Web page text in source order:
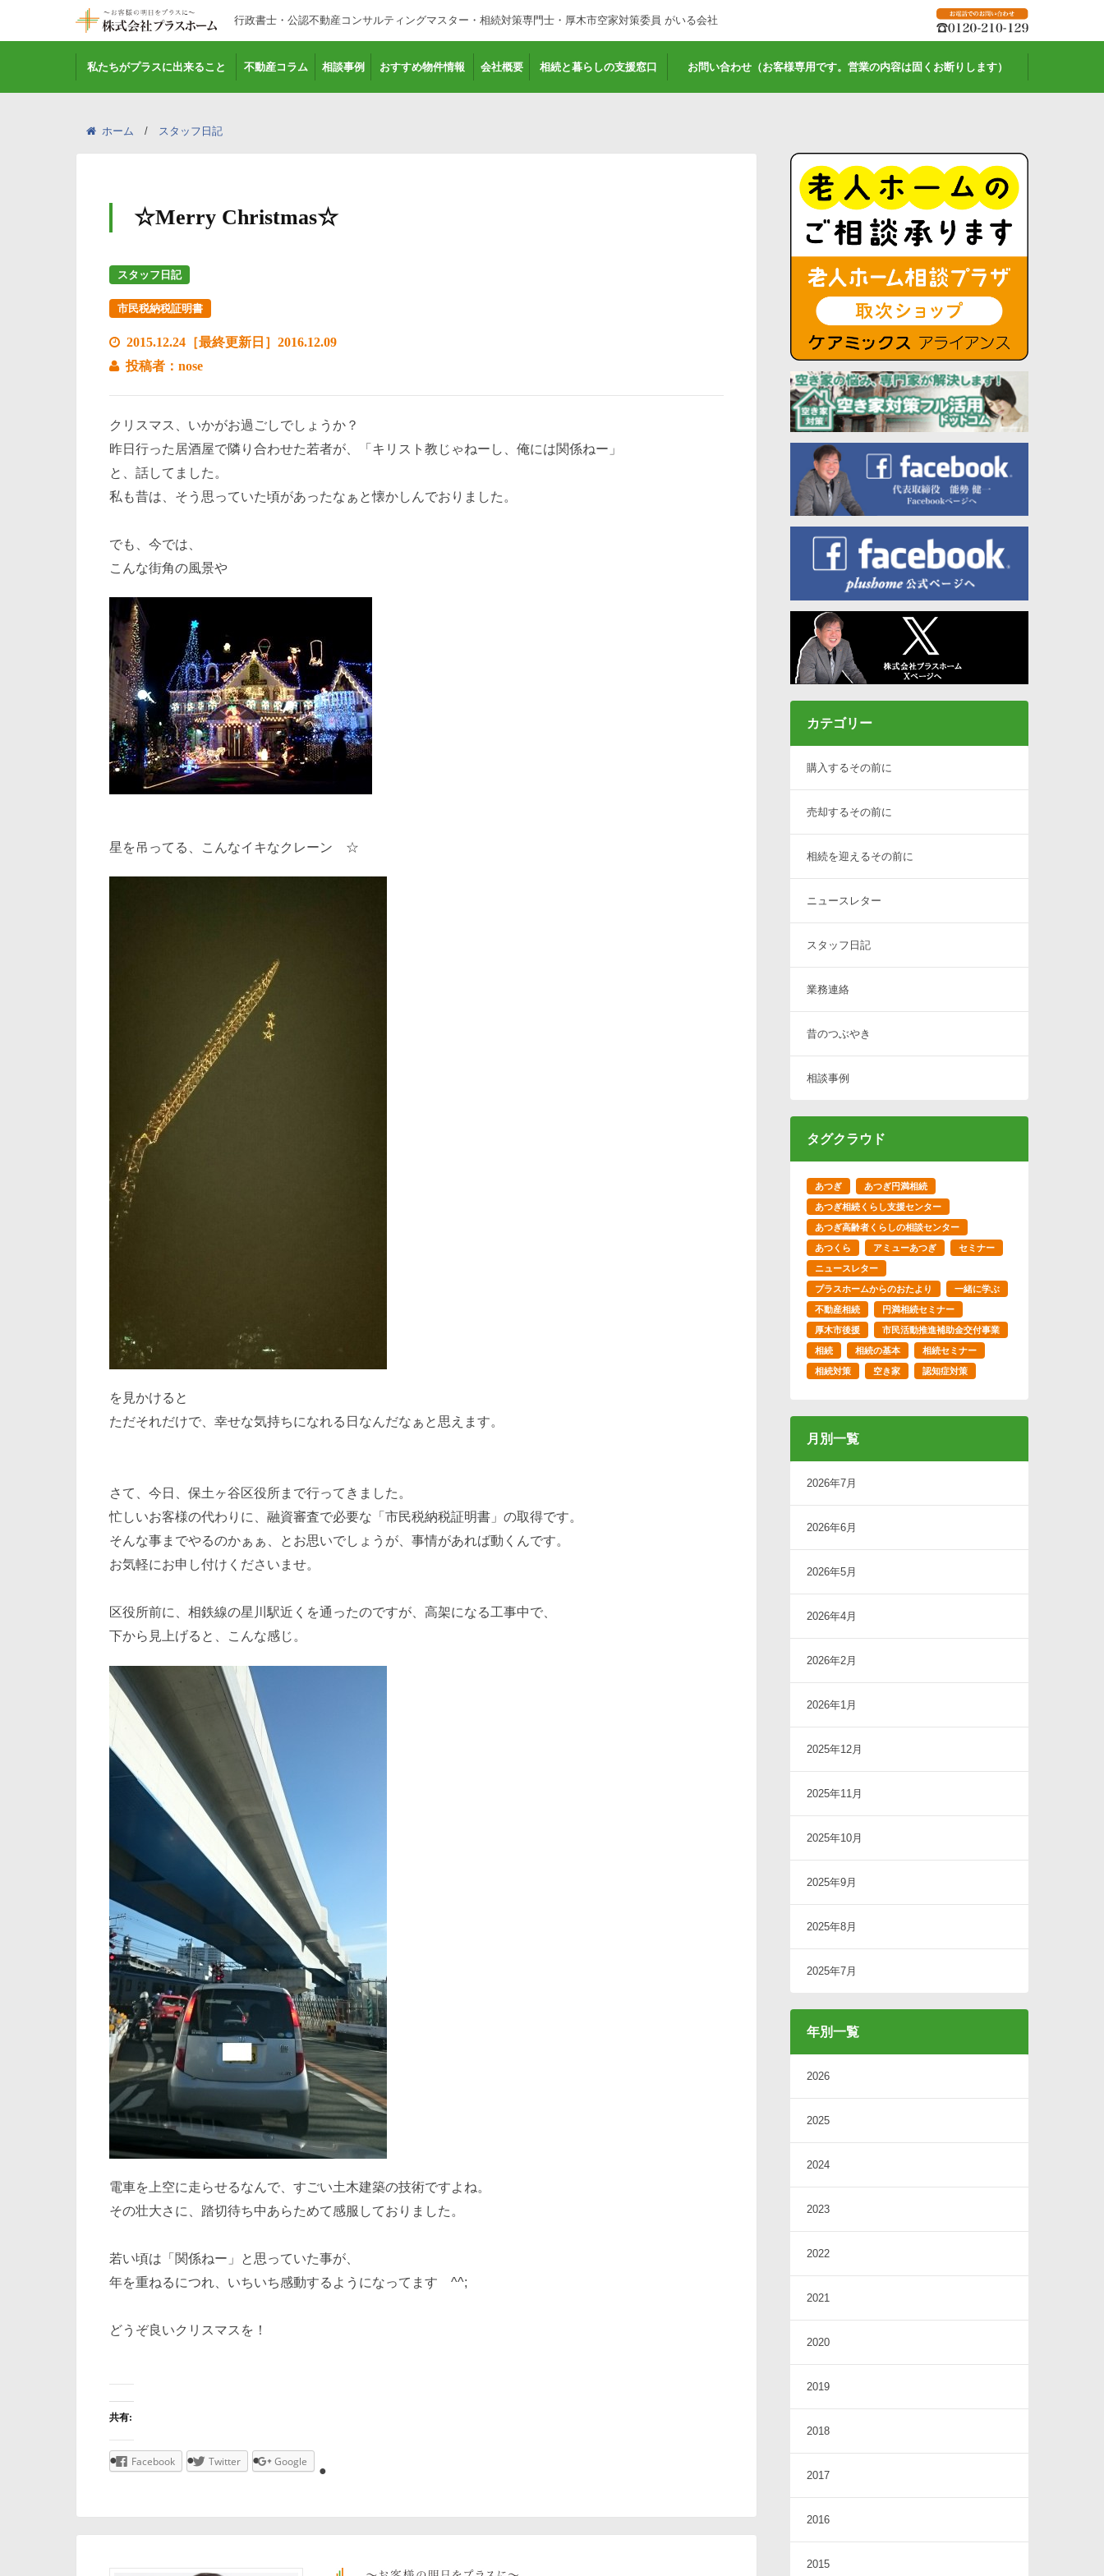
行政書士・公認不動産コンサルティングマスター・相続対策専門士・厚木市空家対策委員 がいる会社
私たちがプラスに出来ること 不動産コラム 相談事例 おすすめ物件情報 会社概要 相続と暮らしの支援窓口 お問い合わせ（お客様専用です。営業の内容は固くお断りします）
ホーム スタッフ日記
☆Merry Christmas☆
スタッフ日記
市民税納税証明書
2015.12.24［最終更新日］2016.12.09
投稿者：nose
クリスマス、いかがお過ごしでしょうか？
昨日行った居酒屋で隣り合わせた若者が、「キリスト教じゃねーし、俺には関係ねー」
と、話してました。
私も昔は、そう思っていた頃があったなぁと懐かしんでおりました。
でも、今では、
こんな街角の風景や
星を吊ってる、こんなイキなクレーン ☆
を見かけると
ただそれだけで、幸せな気持ちになれる日なんだなぁと思えます。
さて、今日、保土ヶ谷区役所まで行ってきました。
忙しいお客様の代わりに、融資審査で必要な「市民税納税証明書」の取得です。
そんな事までやるのかぁぁ、とお思いでしょうが、事情があれば動くんです。
お気軽にお申し付けくださいませ。
区役所前に、相鉄線の星川駅近くを通ったのですが、高架になる工事中で、
下から見上げると、こんな感じ。
電車を上空に走らせるなんで、すごい土木建築の技術ですよね。
その壮大さに、踏切待ち中あらためて感服しておりました。
若い頃は「関係ねー」と思っていた事が、
年を重ねるにつれ、いちいち感動するようになってます ^^;
どうぞ良いクリスマスを！
共有:
Facebook Twitter Google
カテゴリー
購入するその前に
売却するその前に
相続を迎えるその前に
ニュースレター
スタッフ日記
業務連絡
昔のつぶやき
相談事例
タグクラウド
あつぎ あつぎ円満相続
あつぎ相続くらし支援センター
あつぎ高齢者くらしの相談センター
あつくら アミューあつぎ セミナー
ニュースレター
プラスホームからのおたより 一緒に学ぶ
不動産相続 円満相続セミナー
厚木市後援 市民活動推進補助金交付事業
相続 相続の基本 相続セミナー
相続対策 空き家 認知症対策
月別一覧
2026年7月
2026年6月
2026年5月
2026年4月
2026年2月
2026年1月
2025年12月
2025年11月
2025年10月
2025年9月
2025年8月
2025年7月
年別一覧
2026
2025
2024
2023
2022
2021
2020
2019
2018
2017
2016
2015